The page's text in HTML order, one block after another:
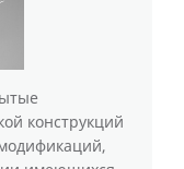
конструкций